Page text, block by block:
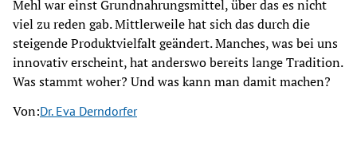
Mehl war einst Grundnahrungsmittel, über das es nicht
viel zu reden gab. Mittlerweile hat sich das durch die
steigende Produktvielfalt geändert. Manches, was bei uns
innovativ erscheint, hat anderswo bereits lange Tradition.
Was stammt woher? Und was kann man damit machen?
Von:Dr. Eva Derndorfer